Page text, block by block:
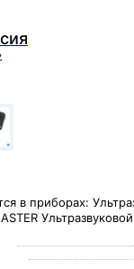
›
в приборах: